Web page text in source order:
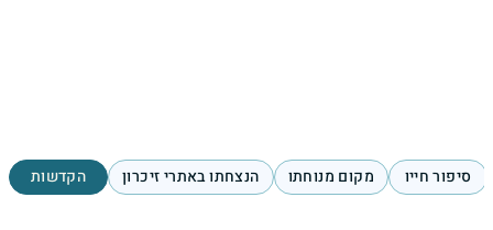
סיפור חייו מקום מנוחתו הנצחתו באתרי זיכרון הקדשות